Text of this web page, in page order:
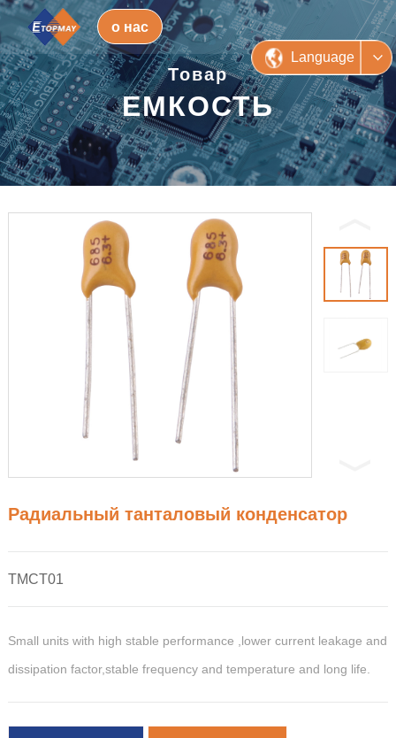
о нас
Language
Товар
ЕМКОСТЬ
Радиальный танталовый конденсатор
TMCT01
Small units with high stable performance ,lower current leakage and
dissipation factor,stable frequency and temperature and long life.